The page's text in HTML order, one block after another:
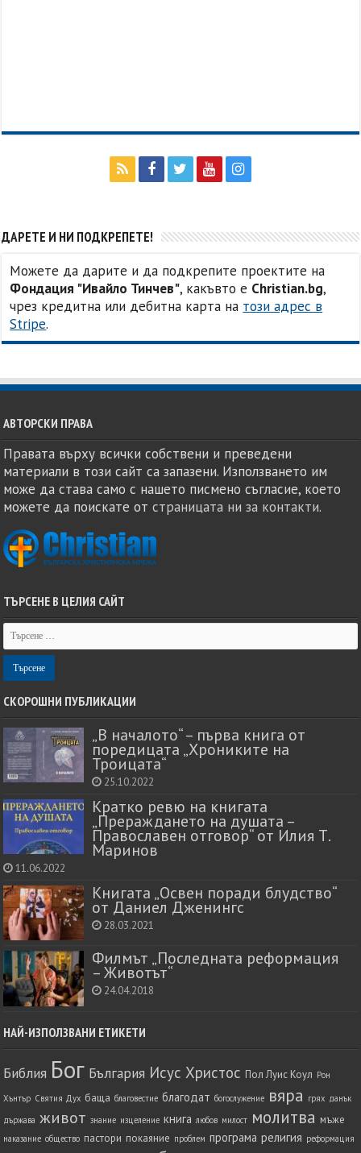
ДАРЕТЕ И НИ ПОДКРЕПЕТЕ!
Можете да дарите и да подкрепите проектите на
Фондация "Ивайло Тинчев", какъвто е Christian.bg,
чрез кредитна или дебитна карта на този адрес в
Stripe.
АВТОРСКИ ПРАВА
Правата върху всички собствени и преведени
материали в този сайт са запазени. Използването им
може да става само с нашето писмено съгласие, което
можете да поискате отстраницата ни за контакти.
ТЪРСЕНЕ В ЦЕЛИЯ САЙТ
СКОРОШНИ ПУБЛИКАЦИИ
„В началото“ – първа книга от
поредицата „Хрониките на
Троицата“
25.10.2022
Кратко ревю на книгата
„Прераждането на душата –
Православен отговор“ от Илия Т.
Маринов
11.06.2022
Книгата „Освен поради блудство“
от Даниел Дженингс
28.03.2021
Филмът „Последната реформация
– Животът“
24.04.2018
НАЙ-ИЗПОЛЗВАНИ ЕТИКЕТИ
Библия Бог България Исус Христос Пол Луис Коул Рон
Хънтър Святия Дух баща благовестие благодат богослужение вяра грях данък
държава живот знание изцеление книга любов милост молитва мъже
наказание общество пастори покаяние проблем програма религия реформация